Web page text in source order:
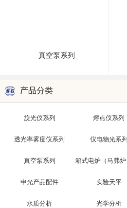
真空泵系列
产品分类
旋光仪系列 熔点仪系列
透光率雾度仪系列 仪电物光系列
真空泵系列
申光产品配件 实验天平
水质分析 光学分析